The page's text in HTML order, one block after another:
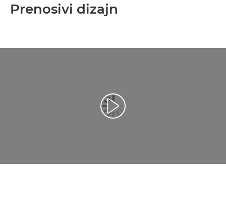
Prenosivi dizajn
Reprodukcija video zapisa